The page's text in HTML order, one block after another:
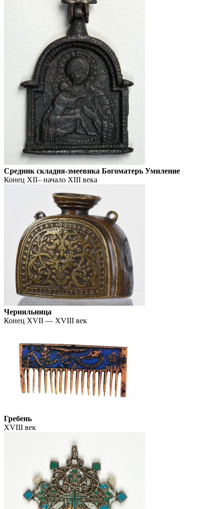
Средник складня-змеевика Богоматерь Умиление
Конец XII– начало XIII века
Чернильница
Конец XVII — XVIII век
Гребень
XVIII век